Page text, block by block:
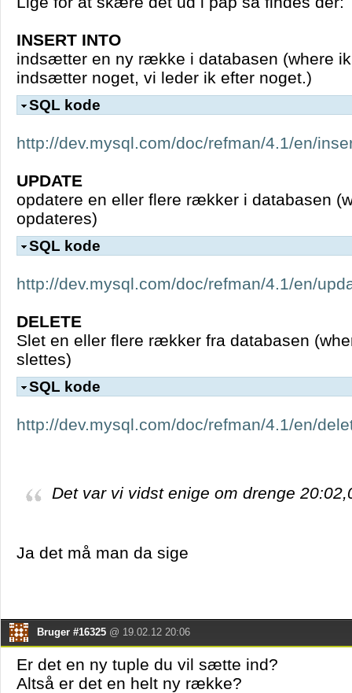
INSERT INTO
indsætter en ny række i databasen (where
indsætter noget, vi leder ik efter noget.)
SQL kode
http://dev.mysql.com/doc/refman/4.1/en/
UPDATE
opdatere en eller flere rækker i databasen
opdateres)
SQL kode
http://dev.mysql.com/doc/refman/4.1/en/
DELETE
Slet en eller flere rækker fra databasen
slettes)
SQL kode
http://dev.mysql.com/doc/refman/4.1/en/
Det var vi vidst enige om drenge
Ja det må man da sige
Bruger #16325 @ 19.02.12 20:06
Er det en ny tuple du vil sætte ind?
Altså er det en helt ny række?